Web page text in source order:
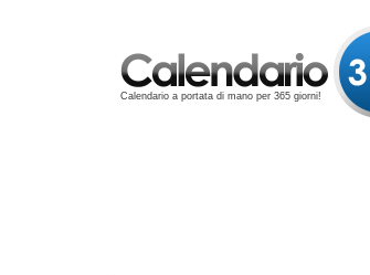
Calendario a portata di mano per 365 giorni!